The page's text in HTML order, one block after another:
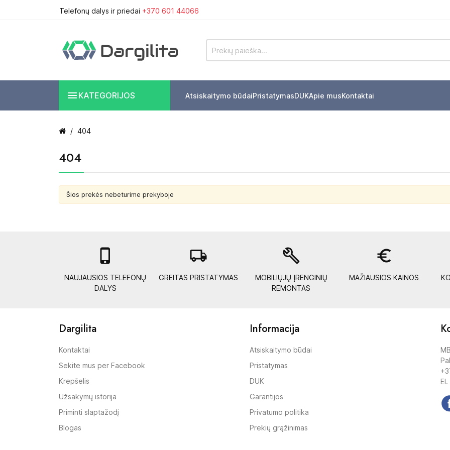
Telefonų dalys ir priedai +370 601 44066
 KATEGORIJOS Atsiskaitymo būdaiPristatymasDUKApie musKontaktai
404
404
Šios prekės nebeturime prekyboje

NAUJAUSIOS TELEFONŲ
DALYS
local_shipping
GREITAS PRISTATYMAS
build
MOBILIŲJŲ ĮRENGINIŲ
REMONTAS
euro_symbol
MAŽIAUSIOS KAINOS
Dargilita
Kontaktai
Sekite mus per Facebook
Krepšelis
Užsakymų istorija
Priminti slaptažodį
Blogas
Informacija
Atsiskaitymo būdai
Pristatymas
DUK
Garantijos
Privatumo politika
Prekių grąžinimas